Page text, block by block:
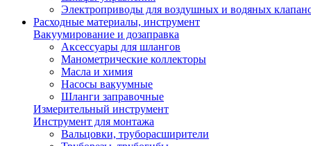
Электроприводы для воздушных и водяных
Расходные материалы, инструмент
Вакуумирование и дозаправка
Аксессуары для шлангов
Манометрические коллекторы
Масла и химия
Насосы вакуумные
Шланги заправочные
Измерительный инструмент
Инструмент для монтажа
Вальцовки, труборасширители